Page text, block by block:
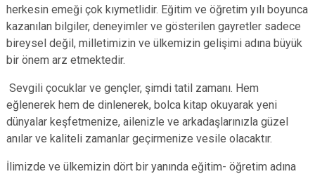
herkesin emeği çok kıymetlidir. Eğitim ve öğretim yılı boyunca
kazanılan bilgiler, deneyimler ve gösterilen gayretler sadece
bireysel değil, milletimizin ve ülkemizin gelişimi adına büyük
bir önem arz etmektedir.
Sevgili çocuklar ve gençler, şimdi tatil zamanı. Hem
eğlenerek hem de dinlenerek, bolca kitap okuyarak yeni
dünyalar keşfetmenize, ailenizle ve arkadaşlarınızla güzel
anılar ve kaliteli zamanlar geçirmenize vesile olacaktır.
İlimizde ve ülkemizin dört bir yanında eğitim- öğretim adına